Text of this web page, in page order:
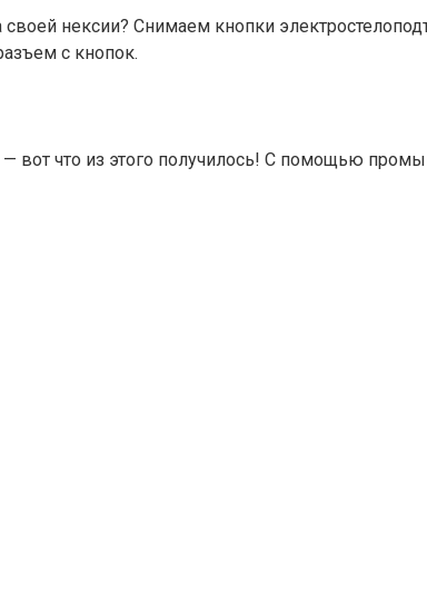
нексии? Снимаем кнопки
с кнопок.
— вот что из этого получилось! С помощью